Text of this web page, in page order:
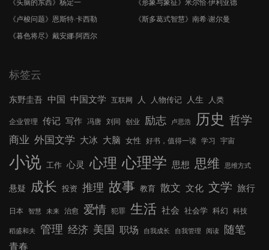
《卢梭问题》恩斯特·卡西勒
《斯多葛式智慧》南希·谢尔曼
《暮色将尽》戴安娜·阿西尔
标签云
东野圭吾 中国 中国文学 互联网 人 人物传记 人生 人类
企业管理 传记 写作 冯唐 刘同 创业 励志 卢思浩 历史 哲学
商业 外国文学 大冰 大脑 女性 好书，值得一读 学习 宇宙
小说 工作 心灵 心理 心理学 思想 思维 思维方式
悬疑 成长 投资 推理 故事 教育 散文 文化 文学 旅行
日本 智慧 未来 治愈 爱情 犯罪 生活 社会 社会学 科幻 科技
稻盛和夫 管理 经济 美国 职场 自我成长 自我管理 阅读 随笔
青春